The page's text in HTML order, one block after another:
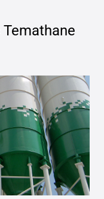
Temathane